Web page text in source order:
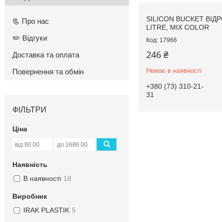
SILICON BUCKET
LITRE, MIX COLOR
17966
246 ₴
Немає в наявності
+380 (73) 310-21-
31
📃 Про нас
✏️ Відгуки
Доставка та оплата
Повернення та обмін
ФІЛЬТРИ
Ціна
Наявність
В наявності 18
Виробник
IRAK PLASTIK 5